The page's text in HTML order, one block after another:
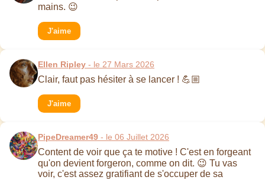
mains. 😉
J'aime
Ellen Ripley - le 27 Mars 2026
Clair, faut pas hésiter à se lancer ! 💪🏼
J'aime
PipeDreamer49 - le 06 Juillet 2026
Content de voir que ça te motive ! C'est en forgeant
qu'on devient forgeron, comme on dit. 😉 Tu vas
voir, c'est assez gratifiant de s'occuper de sa